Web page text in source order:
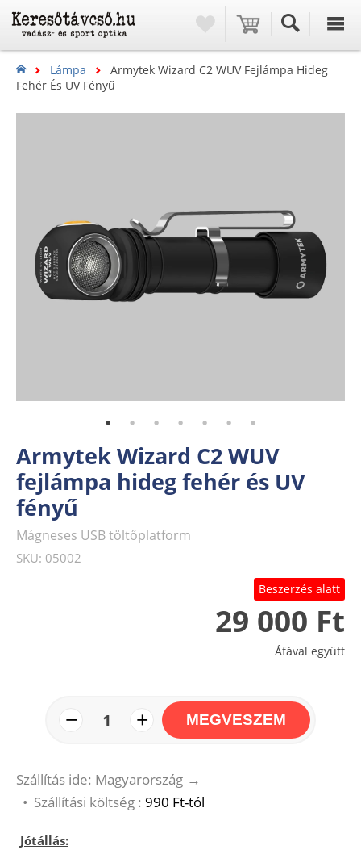
Lámpa
Armytek Wizard C2 WUV Fejlámpa Hideg
Fehér És UV Fényű
Armytek Wizard C2 WUV
fejlámpa hideg fehér és UV
fényű
Mágneses USB töltőplatform
SKU: 05002
Beszerzés alatt
29 000 Ft
Áfával együtt
− 1 + MEGVESZEM
Szállítás ide: Magyarország →
• Szállítási költség : 990 Ft-tól
Jótállás: